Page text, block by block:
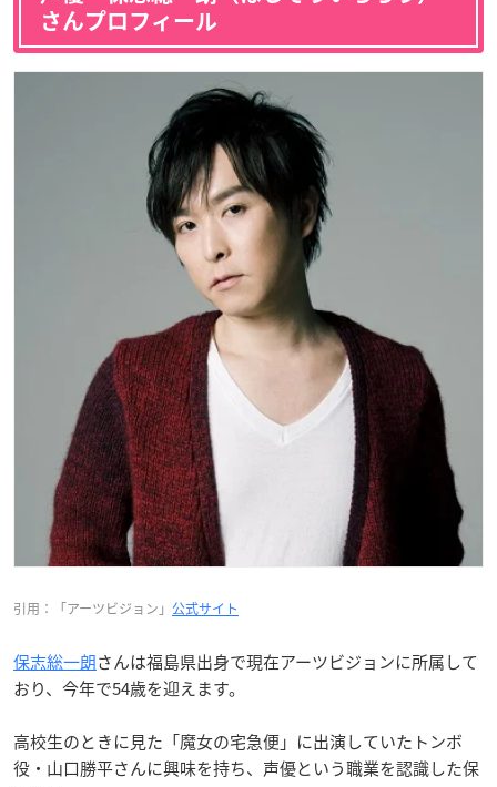
さんプロフィール
引用：「アーツビジョン」 公式サイト
保志総一朗さんは福島県出身で現在アーツビジョンに所属して
おり、今年で54歳を迎えます。
高校生のときに見た「魔女の宅急便」に出演していたトンボ
役・山口勝平さんに興味を持ち、声優という職業を認識した保